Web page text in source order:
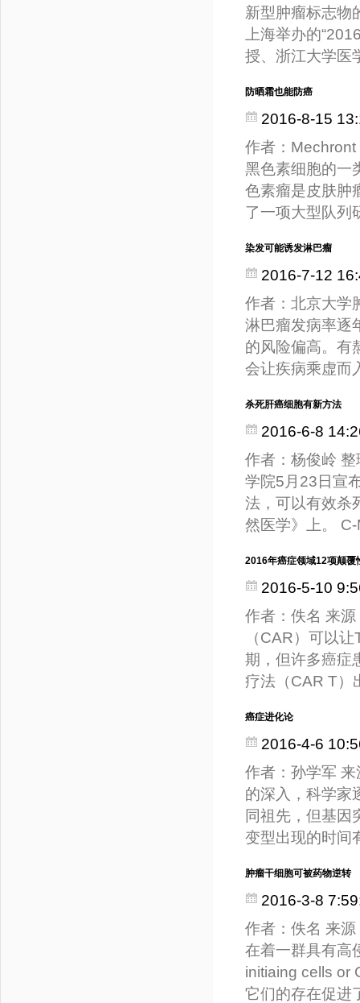
新型肿瘤标志物
上海举办的
授、浙江大学医
防晒霜也能防癌
2016-8-15
作者：
黑色素细胞的一
色素瘤是皮肤肿
了一项大型队列
染发可能诱发淋巴瘤
2016-7-12
作者：北京大学
淋巴瘤发病率逐
的风险偏高。有
会让疾病乘虚而
杀死肝癌细胞有新方法
2016-6-8
作者：杨俊岭
学院5月23日宣
法，可以有效杀
然医学》上。
2016年癌症领域12项颠覆
2016-5-10
作者：佚名 来
（CAR）可以
期，但许多癌症
疗法（CAR T）
癌症进化论
2016-4-6
作者：孙学军
的深入，科学家
同祖先，但基因
变型出现的时间
肿瘤干细胞可被药物逆转
2016-3-8
作者：佚名 来
在着一群具有高
initiaing cells or
它们的存在促进